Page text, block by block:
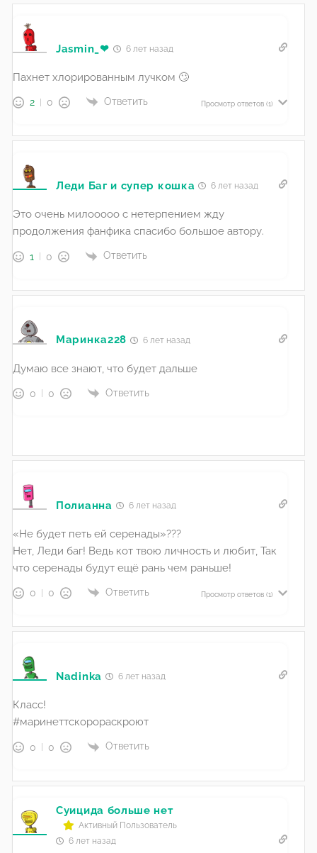
Jasmin_❤ 6 лет назад
Пахнет хлорированным лучком 🙄
2 0 Ответить Просмотр ответов (1)
Леди Баг и супер кошка 6 лет назад
Это очень милооооо с нетерпением жду
продолжения фанфика спасибо большое автору.
1 0 Ответить
Маринка228 6 лет назад
Думаю все знают, что будет дальше
0 0 Ответить
Полианна 6 лет назад
«Не будет петь ей серенады»???
Нет, Леди баг! Ведь кот твою личность и любит, Так
что серенады будут ещё рань чем раньше!
0 0 Ответить Просмотр ответов (1)
Nadinka 6 лет назад
Класс!
#маринеттскорораскроют
0 0 Ответить
Суицида больше нет
Активный Пользователь
6 лет назад